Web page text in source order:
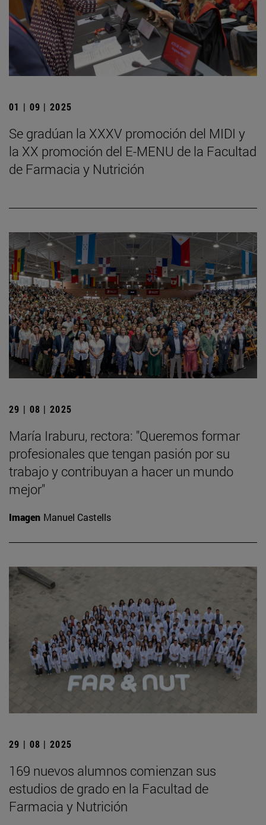
01 | 09 | 2025
Se gradúan la XXXV promoción del MIDI y
la XX promoción del E-MENU de la Facultad
de Farmacia y Nutrición
29 | 08 | 2025
María Iraburu, rectora: "Queremos formar
profesionales que tengan pasión por su
trabajo y contribuyan a hacer un mundo
mejor"
Imagen Manuel Castells
29 | 08 | 2025
169 nuevos alumnos comienzan sus
estudios de grado en la Facultad de
Farmacia y Nutrición